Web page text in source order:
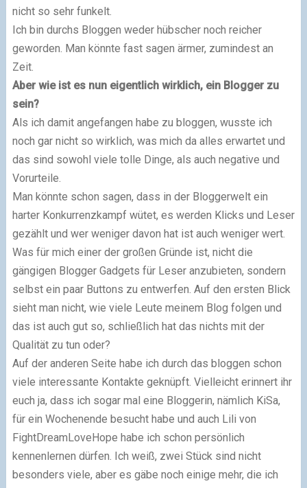
nicht so sehr funkelt.
Ich bin durchs Bloggen weder hübscher noch reicher
geworden. Man könnte fast sagen ärmer, zumindest an
Zeit.
Aber wie ist es nun eigentlich wirklich, ein Blogger zu
sein?
Als ich damit angefangen habe zu bloggen, wusste ich
noch gar nicht so wirklich, was mich da alles erwartet und
das sind sowohl viele tolle Dinge, als auch negative und
Vorurteile.
Man könnte schon sagen, dass in der Bloggerwelt ein
harter Konkurrenzkampf wütet, es werden Klicks und Leser
gezählt und wer weniger davon hat ist auch weniger wert.
Was für mich einer der großen Gründe ist, nicht die
gängigen Blogger Gadgets für Leser anzubieten, sondern
selbst ein paar Buttons zu entwerfen. Auf den ersten Blick
sieht man nicht, wie viele Leute meinem Blog folgen und
das ist auch gut so, schließlich hat das nichts mit der
Qualität zu tun oder?
Auf der anderen Seite habe ich durch das bloggen schon
viele interessante Kontakte geknüpft. Vielleicht erinnert ihr
euch ja, dass ich sogar mal eine Bloggerin, nämlich KiSa,
für ein Wochenende besucht habe und auch Lili von
FightDreamLoveHope habe ich schon persönlich
kennenlernen dürfen. Ich weiß, zwei Stück sind nicht
besonders viele, aber es gäbe noch einige mehr, die ich